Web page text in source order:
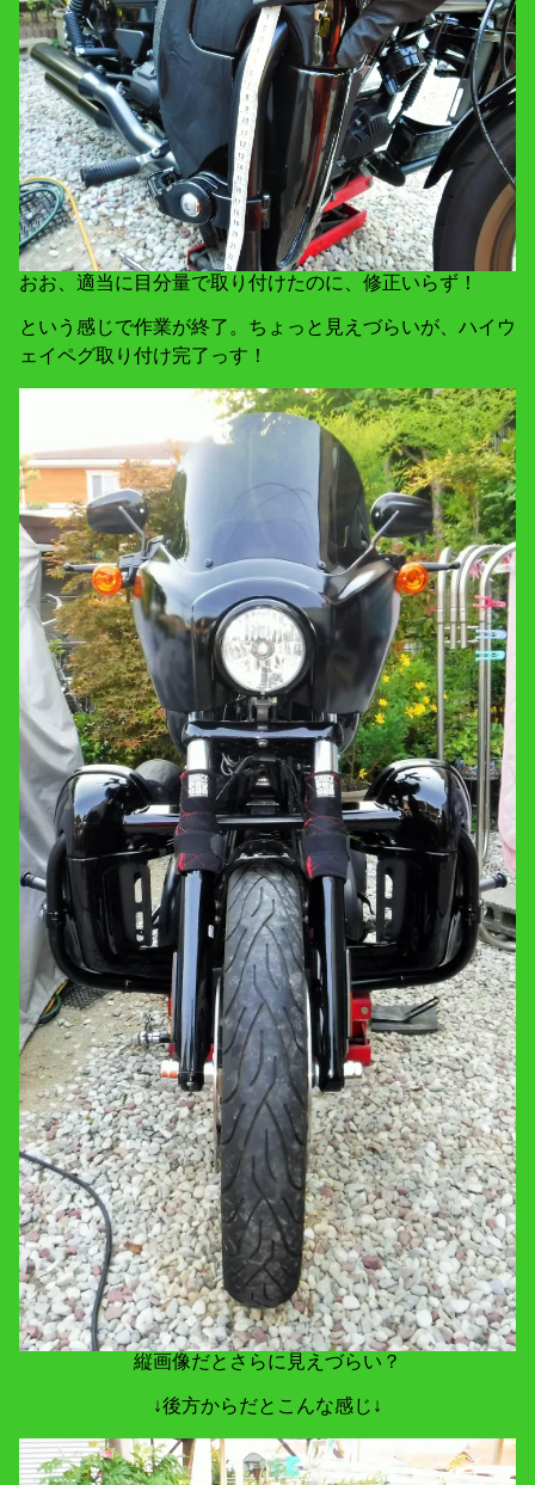
おお、適当に目分量で取り付けたのに、修正いらず！
という感じで作業が終了。ちょっと見えづらいが、ハイウ
ェイペグ取り付け完了っす！
縦画像だとさらに見えづらい？
↓後方からだとこんな感じ↓